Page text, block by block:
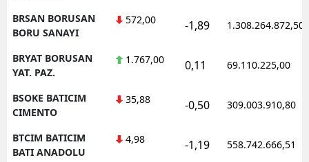
BRSAN BORUSAN
BORU SANAYI
572,00 -1,89 1.308.264.872,50
BRYAT BORUSAN
YAT. PAZ.
1.767,00 0,11 69.110.225,00
BSOKE BATICIM
CIMENTO
35,88 -0,50 309.003.910,80
BTCIM BATICIM
BATI ANADOLU
4,98 -1,19 558.742.666,51